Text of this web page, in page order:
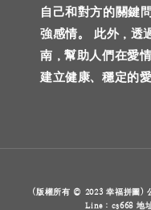
自己和對方的關鍵
強感情。 此外，透
南，幫助人們在愛
建立健康、穩定的愛
(版權所有 © 2023 幸福拼圖)
Line：cs668 地